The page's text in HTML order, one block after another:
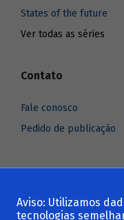
States of the future
Ver todas as séries
Contato
Fale conosco
Pedido de publicação
Aviso: Utilizamos
tecnologias